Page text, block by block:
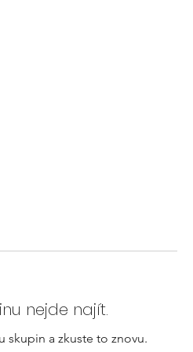
nejde najít.
skupin a zkuste to znovu.